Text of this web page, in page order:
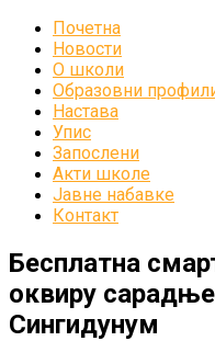
Почетна
Новости
О школи
Образовни
Настава
Упис
Запослени
Акти школе
Јавне набавке
Контакт
Бесплатна
оквиру
Сингидунум